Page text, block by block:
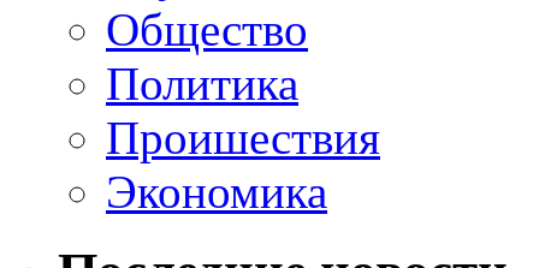
Общество
Политика
Проишествия
Экономика